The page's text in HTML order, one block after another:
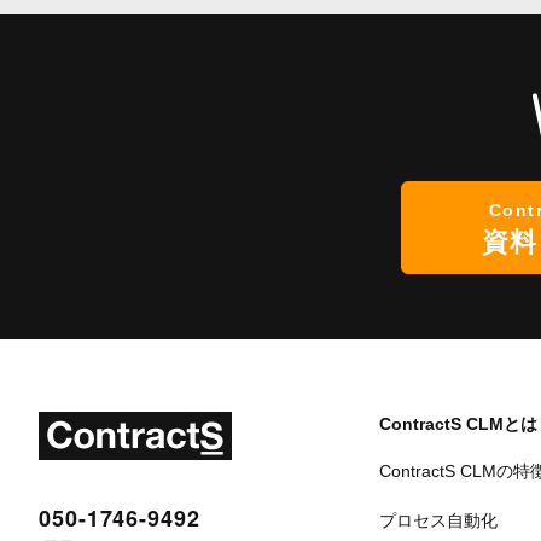
資料
050-1746-9492
ContractS CLMとは
ContractS CLMの特
プロセス自動化